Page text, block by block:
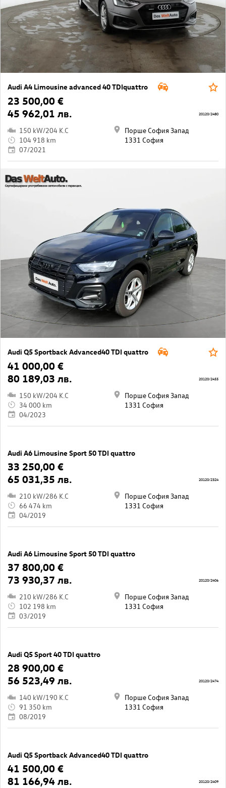
Audi A4 Limousine advanced 40 TDIquattro
23 500,00 €
45 962,01 лв.
150 kW/204 K.C
104 918 km
07/2021
Порше София Запад
1331 София
20120/2480
Audi Q5 Sportback Advanced40 TDI quattro
41 000,00 €
80 189,03 лв.
150 kW/204 K.C
34 000 km
04/2023
Порше София Запад
1331 София
20120/2455
Audi A6 Limousine Sport 50 TDI quattro
33 250,00 €
65 031,35 лв.
210 kW/286 K.C
66 474 km
04/2019
Порше София Запад
1331 София
20120/2324
Audi A6 Limousine Sport 50 TDI quattro
37 800,00 €
73 930,37 лв.
210 kW/286 K.C
102 198 km
03/2019
Порше София Запад
1331 София
20120/2406
Audi Q5 Sport 40 TDI quattro
28 900,00 €
56 523,49 лв.
140 kW/190 K.C
91 350 km
08/2019
Порше София Запад
1331 София
20120/2474
Audi Q5 Sportback Advanced40 TDI quattro
41 500,00 €
81 166,94 лв.
20120/2409